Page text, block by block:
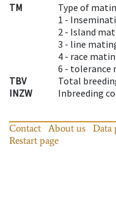
TM
Type of
1 -
2 - Island
3 - line
4 - race
6 - tolerance
TBV
Total
INZW
Inbreeding
Contact About us Data
Restart page